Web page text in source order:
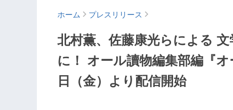
ホーム プレスリリース
北村薫、佐藤康光らによる
に！ オール讀物編集部編『
日（金）より配信開始